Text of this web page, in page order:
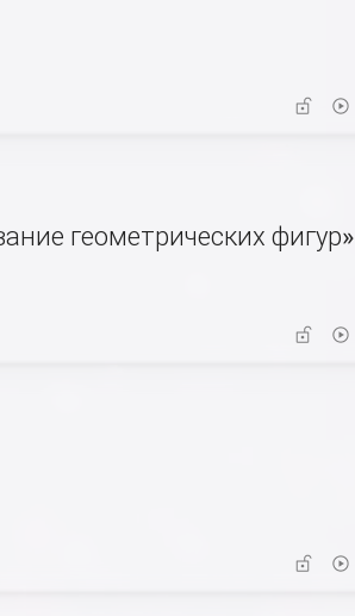
геометрических фигур»